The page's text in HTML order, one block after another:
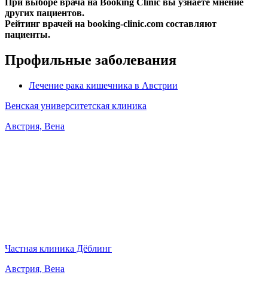
При выборе врача на Booking Clinic вы узнаете мнение
других пациентов.
Рейтинг врачей на booking-clinic.com составляют
пациенты.
Профильные заболевания
Лечение рака кишечника в Австрии
Венская университетская клиника
Австрия, Вена
Частная клиника Дёблинг
Австрия, Вена